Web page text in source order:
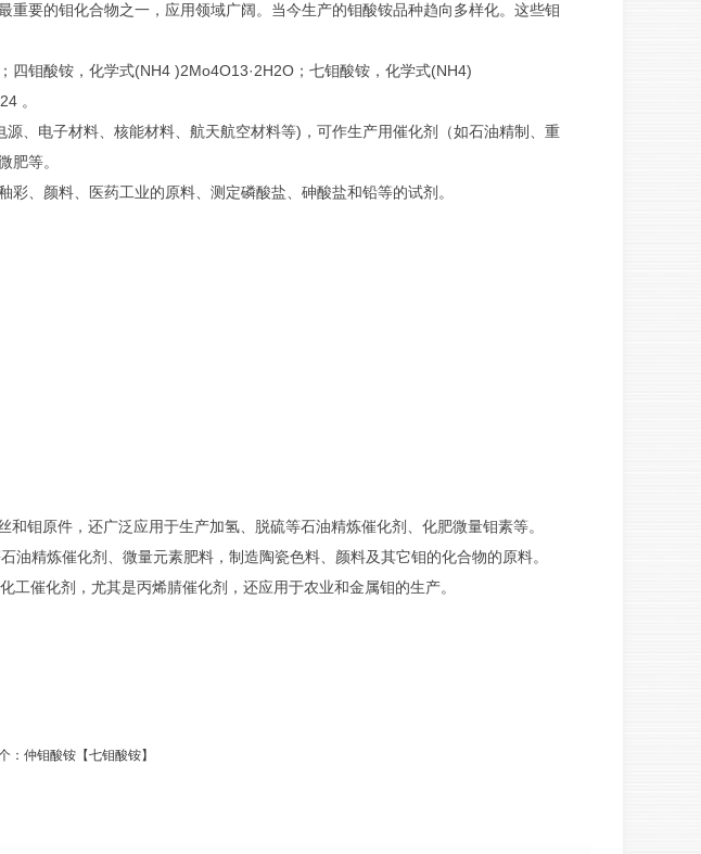
要的钼化合物之一，应用领域广阔。当今生产的钼酸铵品种趋向多样化。这些钼
钼酸铵，化学式(NH4 )2Mo4O13·2H2O；七钼酸铵，化学式(NH4)
。
、电子材料、核能材料、航天航空材料等)，可作生产用催化剂（如石油精制、重
肥等。
、颜料、医药工业的原料、测定磷酸盐、砷酸盐和铅等的试剂。
钼原件，还广泛应用于生产加氢、脱硫等石油精炼催化剂、化肥微量钼素等。
精炼催化剂、微量元素肥料，制造陶瓷色料、颜料及其它钼的化合物的原料。
催化剂，尤其是丙烯腈催化剂，还应用于农业和金属钼的生产。
： 仲钼酸铵【七钼酸铵】